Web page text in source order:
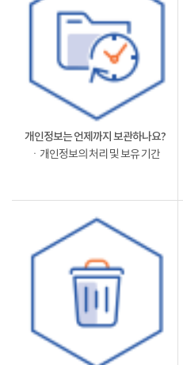
개인정보는 언제까지 보관하나요?
ㆍ개인정보의 처리 및 보유 기간